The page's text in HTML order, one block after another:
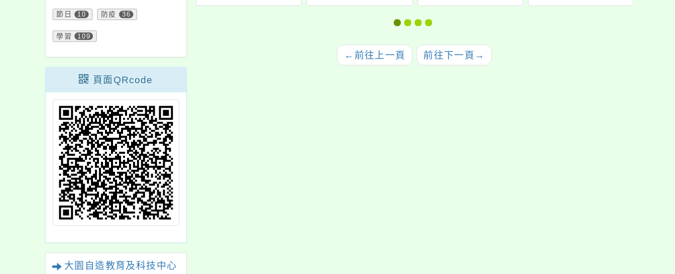
節日 10 防疫 36
學習 109
頁面QRcode
大園自造教育及科技中心
(5、6月場) 在情緒背後的小秘
級暨專科急救進程考
課程初階班
畫「智慧節電低碳綠
← 前往上一頁 前往下一頁 →